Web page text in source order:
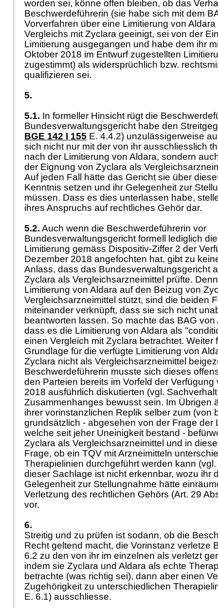
worden sei, könne offen bleiben, ob das
Beschwerdeführerin (sie habe sich mit dem
Vorverfahren über eine Limitierung von
Vergleichs mit Zyclara geeinigt, sei von der
Limitierung ausgegangen und habe dem ihr
Oktober 2018 im Entwurf zugestellten
zugestimmt) als widersprüchlich bzw.
qualifizieren sei.
5.
5.1. In formeller Hinsicht rügt die
Bundesverwaltungsgericht habe den
BGE 142 I 155 E. 4.4.2) unzulässigerweise
sich nicht nur mit der von ihr ausschliesslich
nach der Limitierung von Aldara, sondern
der Eignung von Zyclara als
Auf jeden Fall hätte das Gericht sie über
Kenntnis setzen und ihr Gelegenheit zur
müssen. Dass es dies unterlassen habe,
ihres Anspruchs auf rechtliches Gehör dar.
5.2. Auch wenn die Beschwerdeführerin vor
Bundesverwaltungsgericht formell lediglich
Limitierung gemäss Dispositiv-Ziffer 2 der
Dezember 2018 angefochten hat, gibt zu
Anlass, dass das Bundesverwaltungsgericht
Zyclara als Vergleichsarzneimittel prüfte.
Limitierung von Aldara auf den Beizug von
Vergleichsarzneimittel stützt, sind die beiden
miteinander verknüpft, dass sie sich nicht
beantworten lassen. So machte das BAG
dass es die Limitierung von Aldara als
einen Vergleich mit Zyclara betrachtet. Weiter
Grundlage für die verfügte Limitierung von
Zyclara nicht als Vergleichsarzneimittel
Beschwerdeführerin musste sich dieses
den Parteien bereits im Vorfeld der
2018 ausführlich diskutierten (vgl.
Zusammenhanges bewusst sein. Im Übrigen
ihrer vorinstanzlichen Replik selber zum (von
grundsätzlich - abgesehen von der Frage der
welche seit jeher Uneinigkeit bestand -
Zyclara als Vergleichsarzneimittel und in
Frage, ob ein TQV mit Arzneimitteln
Therapielinien durchgeführt werden kann
dieser Sachlage ist nicht erkennbar, wozu ihr
Gelegenheit zur Stellungnahme hätte
Verletzung des rechtlichen Gehörs (Art. 29
vor.
6.
Streitig und zu prüfen ist sodann, ob die
Recht geltend macht, die Vorinstanz verletze
6.2 zu den von ihr im einzelnen als verletzt
indem sie Zyclara und Aldara als echte
betrachte (was richtig sei), dann aber einen
Zugehörigkeit zu unterschiedlichen
E. 6.1) ausschliesse.